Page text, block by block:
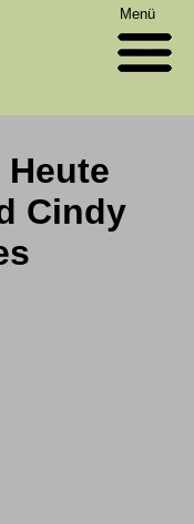
Menü
Cindy